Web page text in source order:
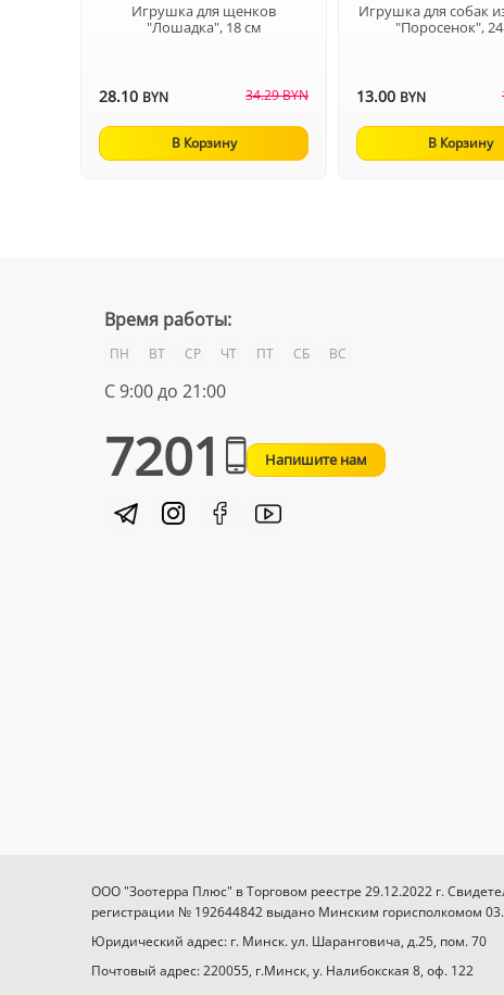
Игрушка для щенков
"Лошадка", 18 см
28.10 BYN 34.29 BYN
В Корзину
Игрушка для собак
"Поросенок",
13.00 BYN
В Корзину
Время работы:
ПН ВТ СР ЧТ ПТ СБ ВС
С 9:00 до 21:00
7201 Напишите нам
ООО "Зоотерра Плюс" в Торговом реестре 29.12.2022 г.
регистрации № 192644842 выдано Минским горисполкомом
Юридический адрес: г. Минск. ул. Шаранговича, д.25, пом. 70
Почтовый адрес: 220055, г.Минск, у. Налибокская 8, оф. 122